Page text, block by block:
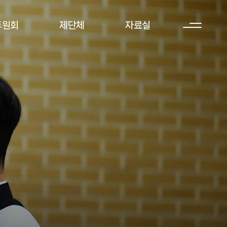
회 제단체 자료실